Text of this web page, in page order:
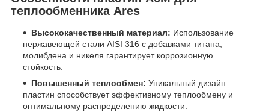
теплообменника Ares
Высококачественный материал: Использование
нержавеющей стали AISI 316 с добавками титана,
молибдена и никеля гарантирует коррозионную
стойкость.
Повышенный теплообмен: Уникальный дизайн
пластин способствует эффективному теплообмену и
оптимальному распределению жидкости.